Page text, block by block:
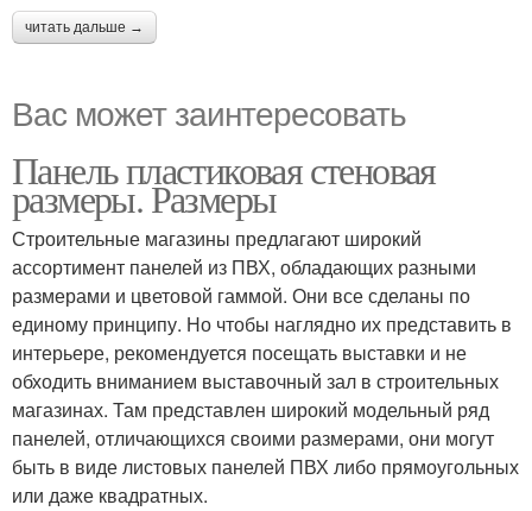
читать дальше →
Вас может заинтересовать
Панель пластиковая стеновая
размеры. Размеры
Строительные магазины предлагают широкий
ассортимент панелей из ПВХ, обладающих разными
размерами и цветовой гаммой. Они все сделаны по
единому принципу. Но чтобы наглядно их представить в
интерьере, рекомендуется посещать выставки и не
обходить вниманием выставочный зал в строительных
магазинах. Там представлен широкий модельный ряд
панелей, отличающихся своими размерами, они могут
быть в виде листовых панелей ПВХ либо прямоугольных
или даже квадратных.